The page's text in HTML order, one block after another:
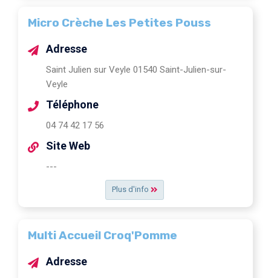
Micro Crèche Les Petites Pouss
Plus d'info
Adresse
Saint Julien sur Veyle 01540 Saint-Julien-sur-
Veyle
Téléphone
04 74 42 17 56
Site Web
---
Multi Accueil Croq'Pomme
Adresse